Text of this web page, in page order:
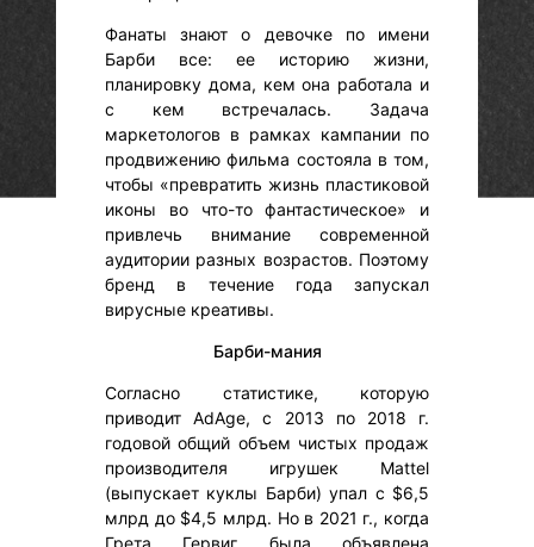
Фанаты знают о девочке по имени
Барби все: ее историю жизни,
планировку дома, кем она работала и
с кем встречалась. Задача
маркетологов в рамках кампании по
продвижению фильма состояла в том,
чтобы «превратить жизнь пластиковой
иконы во что-то фантастическое» и
привлечь внимание современной
аудитории разных возрастов. Поэтому
бренд в течение года запускал
вирусные креативы.
Барби-мания
Согласно статистике, которую
приводит AdAge, с 2013 по 2018 г.
годовой общий объем чистых продаж
производителя игрушек Mattel
(выпускает куклы Барби) упал с $6,5
млрд до $4,5 млрд. Но в 2021 г., когда
Грета Гервиг была объявлена